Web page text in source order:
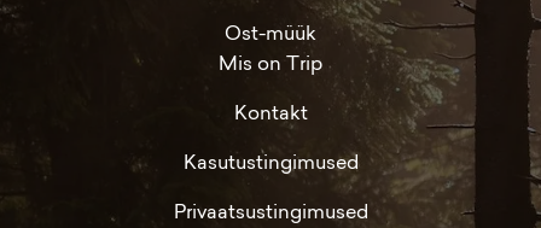
Ost-müük
Mis on Trip
Kontakt
Kasutustingimused
Privaatsustingimused